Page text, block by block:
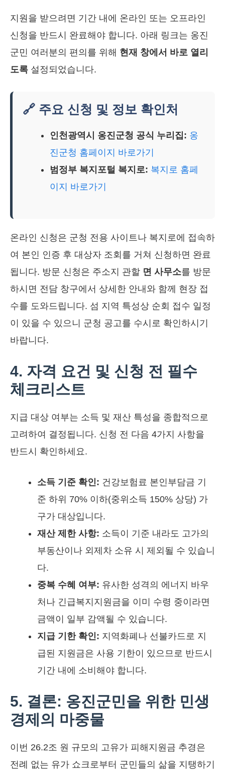
지원을 받으려면 기간 내에 온라인 또는 오프라인
신청을 반드시 완료해야 합니다. 아래 링크는 옹진
군민 여러분의 편의를 위해 현재 창에서 바로 열리
도록 설정되었습니다.
🔗 주요 신청 및 정보 확인처
인천광역시 옹진군청 공식 누리집: 옹
진군청 홈페이지 바로가기
범정부 복지포털 복지로: 복지로 홈페
이지 바로가기
온라인 신청은 군청 전용 사이트나 복지로에 접속하
여 본인 인증 후 대상자 조회를 거쳐 신청하면 완료
됩니다. 방문 신청은 주소지 관할 면 사무소를 방문
하시면 전담 창구에서 상세한 안내와 함께 현장 접
수를 도와드립니다. 섬 지역 특성상 순회 접수 일정
이 있을 수 있으니 군청 공고를 수시로 확인하시기
바랍니다.
4. 자격 요건 및 신청 전 필수
체크리스트
지급 대상 여부는 소득 및 재산 특성을 종합적으로
고려하여 결정됩니다. 신청 전 다음 4가지 사항을
반드시 확인하세요.
소득 기준 확인: 건강보험료 본인부담금 기
준 하위 70% 이하(중위소득 150% 상당) 가
구가 대상입니다.
재산 제한 사항: 소득이 기준 내라도 고가의
부동산이나 외제차 소유 시 제외될 수 있습니
다.
중복 수혜 여부: 유사한 성격의 에너지 바우
처나 긴급복지지원금을 이미 수령 중이라면
금액이 일부 감액될 수 있습니다.
지급 기한 확인: 지역화폐나 선불카드로 지
급된 지원금은 사용 기한이 있으므로 반드시
기간 내에 소비해야 합니다.
5. 결론: 옹진군민을 위한 민생
경제의 마중물
이번 26.2조 원 규모의 고유가 피해지원금 추경은
전례 없는 유가 쇼크로부터 군민들의 삶을 지탱하기